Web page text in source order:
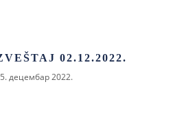
02.12.2022.
5. децембар 2022.